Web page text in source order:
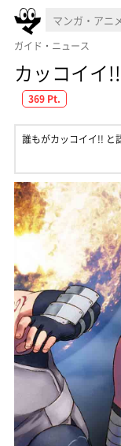
ガイド・ニュース
カッコイイ
369 Pt.
誰もがカッコイイ!! と